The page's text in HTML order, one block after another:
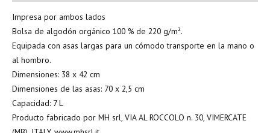
Impresa por ambos lados
Bolsa de algodón orgánico 100 % de 220 g/m².
Equipada con asas largas para un cómodo transporte en la mano o
al hombro.
Dimensiones: 38 x 42 cm
Dimensiones de las asas: 70 x 2,5 cm
Capacidad: 7 L
Producto fabricado por MH srl, VIA AL ROCCOLO n. 30, VIMERCATE